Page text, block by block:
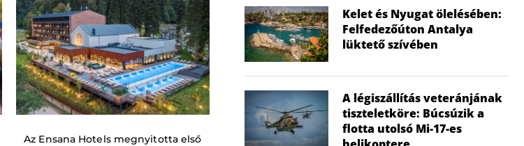
Az Ensana Hotels megnyitotta első
Nem a gyerek tehet róla, mégis ő
Kelet és Nyugat ölelésében:
Felfedezőúton Antalya
lüktető szívében
A légiszállítás veteránjának
tiszteletköre: Búcsúzik a
flotta utolsó Mi-17-es